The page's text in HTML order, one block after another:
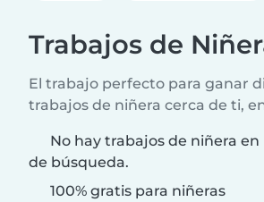
Trabajos de
El trabajo perfecto para ganar
trabajos de niñera cerca de ti,
No hay trabajos de niñera
de búsqueda.
100% gratis para niñeras